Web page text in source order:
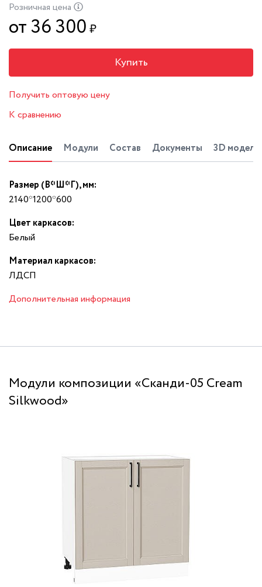
Розничная цена
от 36 300 ₽
Купить
Получить оптовую цену
К сравнению
Описание Модули Состав Документы 3D модель
Размер (В*Ш*Г), мм:
2140*1200*600
Цвет каркасов:
Белый
Материал каркасов:
ЛДСП
Дополнительная информация
Модули композиции «Сканди-05 Cream
Silkwood»